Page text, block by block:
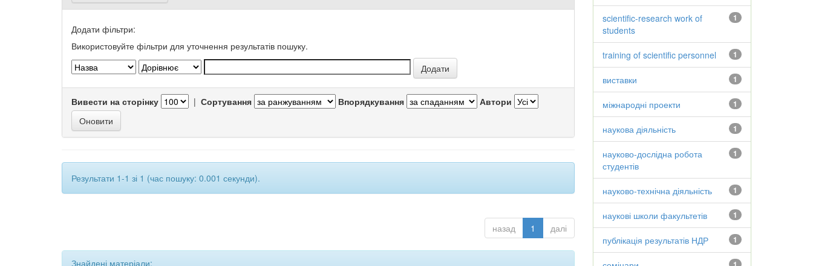
Додати фільтри:
Використовуйте фільтри для уточнення результатів пошуку.
Вивести на сторінку | Сортування Впорядкування Автори
Результати 1-1 зі 1 (час пошуку: 0.001 секунди).
назад 1 далі
Знайдені матеріали:
1
scientific-research work of
students
1
training of scientific personnel
1
виставки
1
міжнародні проекти
1
наукова діяльність
1
науково-дослідна робота
студентів
1
науково-технічна діяльність
1
наукові школи факультетів
1
публікація результатів НДР